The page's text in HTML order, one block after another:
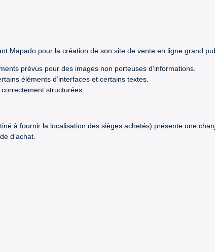
Mapado pour la création de son site de vente en ligne grand
prévus pour des images non porteuses d’informations.
éléments d’interfaces et certains textes.
structurées.
à fournir la localisation des sièges achetés) présente une
d’achat.